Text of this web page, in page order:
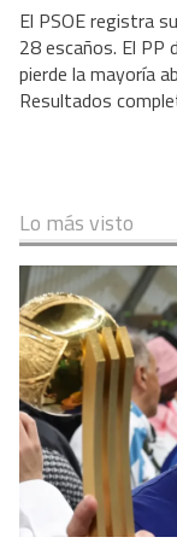
El PSOE registra
28 escaños. El PP
pierde la mayoría
Resultados
Lo más visto